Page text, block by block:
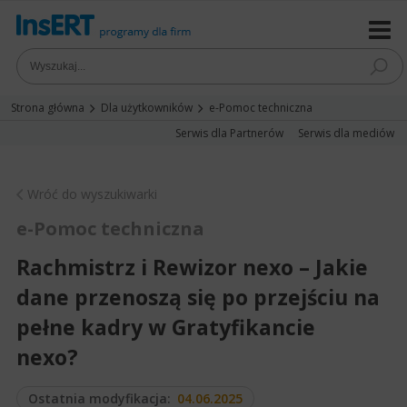
Strona główna Dla użytkowników
e-Pomoc techniczna
Serwis dla Partnerów
Serwis dla mediów
Wróć do wyszukiwarki
e-Pomoc techniczna
Rachmistrz i Rewizor nexo – Jakie
dane przenoszą się po przejściu na
pełne kadry w Gratyfikancie
nexo?
Ostatnia modyfikacja: 04.06.2025